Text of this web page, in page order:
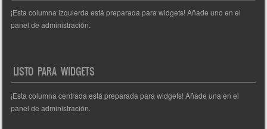
¡Esta columna izquierda está preparada para widgets! Añade uno en el
panel de administración.
LISTO PARA WIDGETS
¡Esta columna centrada está preparada para widgets! Añade una en el
panel de administración.